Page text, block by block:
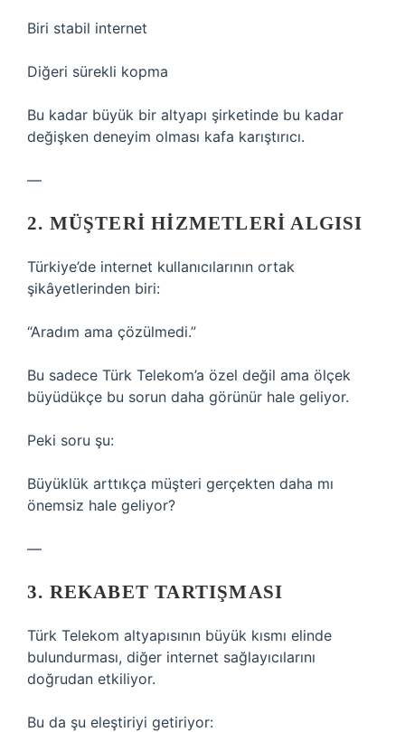
Biri stabil internet
Diğeri sürekli kopma
Bu kadar büyük bir altyapı şirketinde bu kadar
değişken deneyim olması kafa karıştırıcı.
—
2. MÜŞTERI HIZMETLERI ALGISI
Türkiye’de internet kullanıcılarının ortak
şikâyetlerinden biri:
“Aradım ama çözülmedi.”
Bu sadece Türk Telekom’a özel değil ama ölçek
büyüdükçe bu sorun daha görünür hale geliyor.
Peki soru şu:
Büyüklük arttıkça müşteri gerçekten daha mı
önemsiz hale geliyor?
—
3. REKABET TARTIŞMASI
Türk Telekom altyapısının büyük kısmı elinde
bulundurması, diğer internet sağlayıcılarını
doğrudan etkiliyor.
Bu da şu eleştiriyi getiriyor: